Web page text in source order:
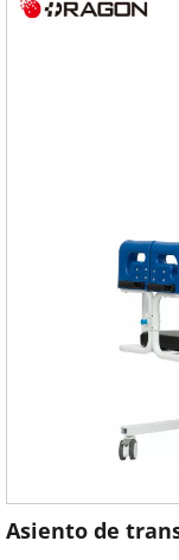
Asiento de